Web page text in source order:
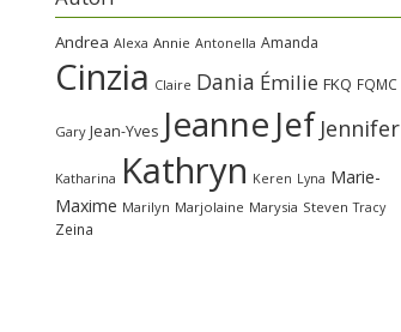
Andrea Alexa Annie Antonella Amanda
Cinzia Claire Dania Émilie FKQ FQMC
Gary Jean-Yves Jeanne Jef Jennifer
Katharina Kathryn Keren Lyna Marie-
Maxime Marilyn Marjolaine Marysia Steven Tracy
Zeina